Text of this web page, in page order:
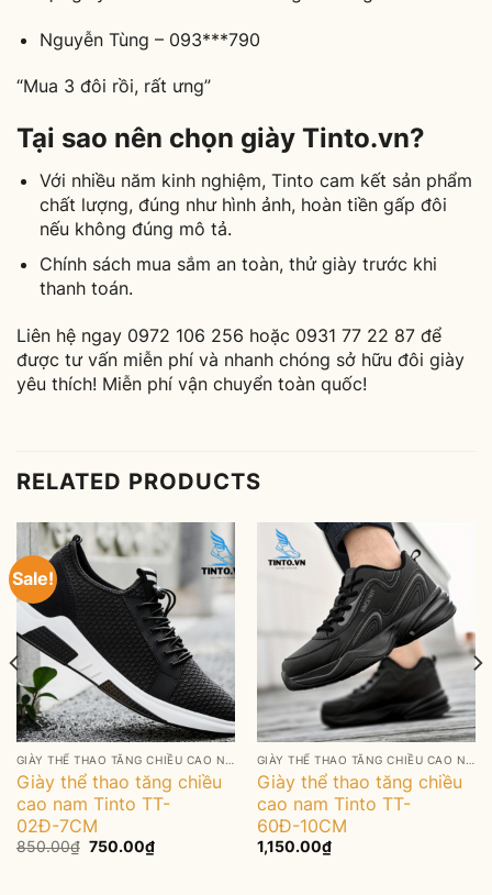
Nguyễn Tùng – 093***790
“Mua 3 đôi rồi, rất ưng”
Tại sao nên chọn giày Tinto.vn?
Với nhiều năm kinh nghiệm, Tinto cam kết sản phẩm
chất lượng, đúng như hình ảnh, hoàn tiền gấp đôi
nếu không đúng mô tả.
Chính sách mua sắm an toàn, thử giày trước khi
thanh toán.
Liên hệ ngay 0972 106 256 hoặc 0931 77 22 87 để
được tư vấn miễn phí và nhanh chóng sở hữu đôi giày
yêu thích! Miễn phí vận chuyển toàn quốc!
RELATED PRODUCTS
Sale!
Giày thể thao tăng chiều
cao nam Tinto TT-
02Đ-7CM
850.00₫ Original
750.00₫Current
price
Giày thể thao tăng chiều
cao nam Tinto TT-
60Đ-10CM
1,150.00₫